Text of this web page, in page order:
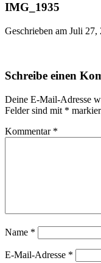
IMG_1935
Geschrieben am Juli 27,
Schreibe einen
Deine E-Mail-Adresse
Felder sind mit *
Kommentar *
Name *
E-Mail-Adresse *